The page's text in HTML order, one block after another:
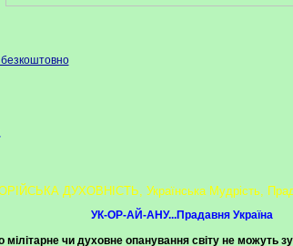
безкоштовно
ДУХОВНІСТЬ, Українська Мудрість,
УК-ОР-АЙ-АНУ...Прадавня Україна
мілітарне чи духовне опанування світу не можуть